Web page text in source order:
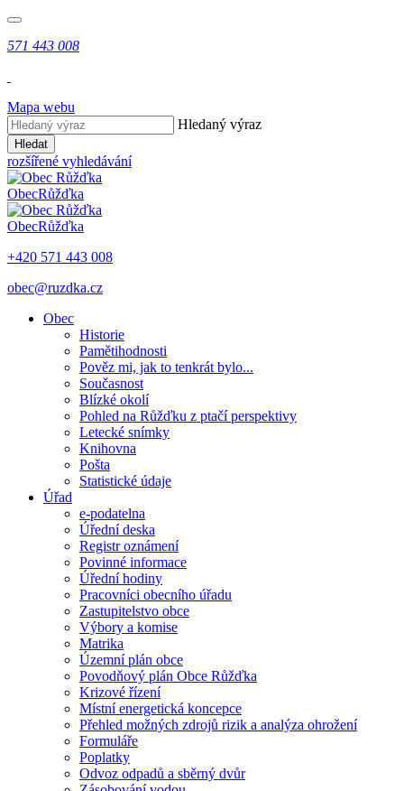
571 443 008
Mapa webu
Hledaný výraz
Hledat
rozšířené vyhledávání
ObecRůžďka
ObecRůžďka
+420 571 443 008
obec@ruzdka.cz
Obec
Historie
Pamětihodnosti
Pověz mi, jak to tenkrát bylo...
Současnost
Blízké okolí
Pohled na Růžďku z ptačí perspektivy
Letecké snímky
Knihovna
Pošta
Statistické údaje
Úřad
e-podatelna
Úřední deska
Registr oznámení
Povinné informace
Úřední hodiny
Pracovníci obecního úřadu
Zastupitelstvo obce
Výbory a komise
Matrika
Územní plán obce
Povodňový plán Obce Růžďka
Krizové řízení
Místní energetická koncepce
Přehled možných zdrojů rizik a analýza ohrožení
Formuláře
Poplatky
Odvoz odpadů a sběrný dvůr